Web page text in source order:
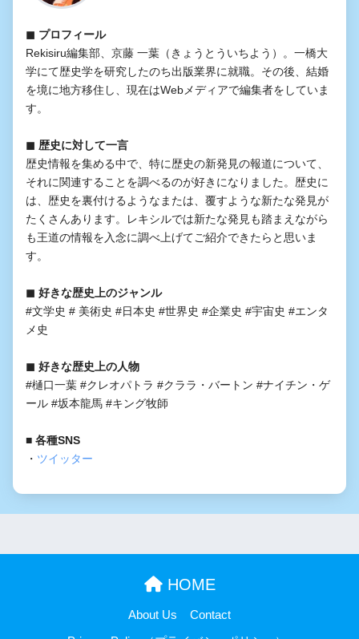
◼︎ プロフィール
Rekisiru編集部、京藤 一葉（きょうとういちよう）。一橋大
学にて歴史学を研究したのち出版業界に就職。その後、結婚
を境に地方移住し、現在はWebメディアで編集者をしていま
す。
◼︎ 歴史に対して一言
歴史情報を集める中で、特に歴史の新発見の報道について、
それに関連することを調べるのが好きになりました。歴史に
は、歴史を裏付けるようなまたは、覆すような新たな発見が
たくさんあります。レキシルでは新たな発見も踏まえながら
も王道の情報を入念に調べ上げてご紹介できたらと思いま
す。
◼︎ 好きな歴史上のジャンル
#文学史 # 美術史 #日本史 #世界史 #企業史 #宇宙史 #エンタ
メ史
◼︎ 好きな歴史上の人物
#樋口一葉 #クレオパトラ #クララ・バートン #ナイチン・ゲ
ール #坂本龍馬 #キング牧師
■ 各種SNS
・ ツイッター
HOME
About Us Contact